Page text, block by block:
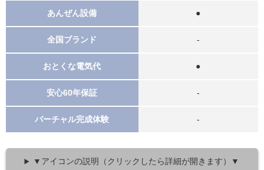
あんぜん設備 ●
全国ブランド
おとくな電気代
安心60年保証
バーチャル完成体験
‐
●
‐
‐
▼アイコンの説明（クリックしたら詳細が開きます）▼